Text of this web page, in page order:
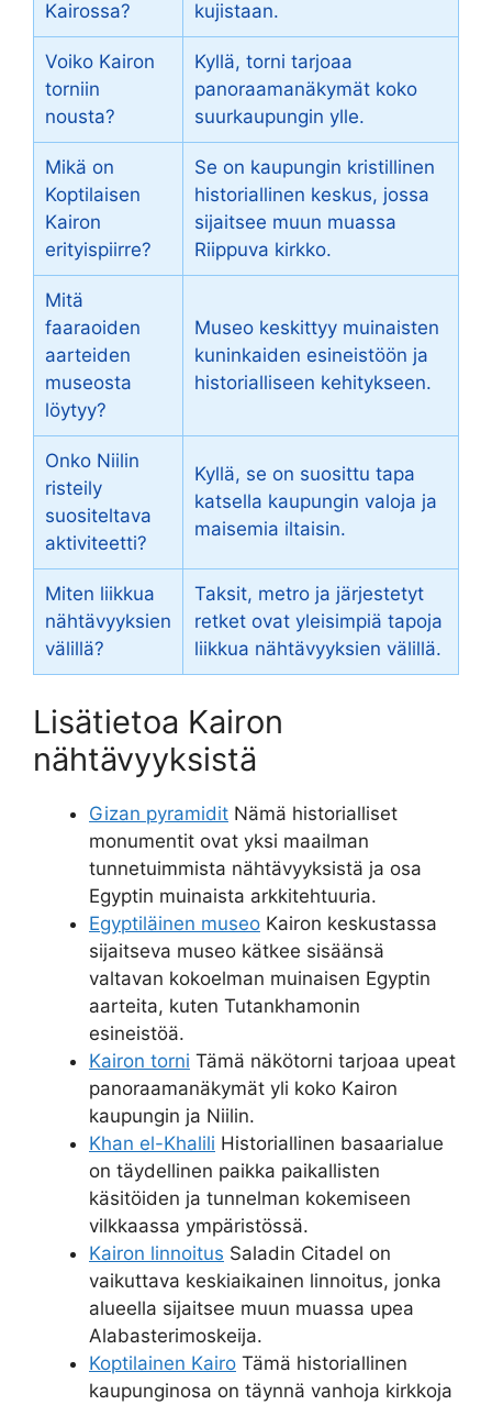
Kairossa?
kujistaan.
Voiko Kairon
torniin
nousta?
Kyllä, torni tarjoaa
panoraamanäkymät koko
suurkaupungin ylle.
Mikä on
Koptilaisen
Kairon
erityispiirre?
Se on kaupungin kristillinen
historiallinen keskus, jossa
sijaitsee muun muassa
Riippuva kirkko.
Mitä
faaraoiden
aarteiden
museosta
löytyy?
Museo keskittyy muinaisten
kuninkaiden esineistöön ja
historialliseen kehitykseen.
Onko Niilin
risteily
suositeltava
aktiviteetti?
Kyllä, se on suosittu tapa
katsella kaupungin valoja ja
maisemia iltaisin.
Miten liikkua
nähtävyyksien
välillä?
Taksit, metro ja järjestetyt
retket ovat yleisimpiä tapoja
liikkua nähtävyyksien välillä.
Lisätietoa Kairon
nähtävyyksistä
Gizan pyramidit Nämä historialliset
monumentit ovat yksi maailman
tunnetuimmista nähtävyyksistä ja osa
Egyptin muinaista arkkitehtuuria.
Egyptiläinen museo Kairon keskustassa
sijaitseva museo kätkee sisäänsä
valtavan kokoelman muinaisen Egyptin
aarteita, kuten Tutankhamonin
esineistöä.
Kairon torni Tämä näkötorni tarjoaa upeat
panoraamanäkymät yli koko Kairon
kaupungin ja Niilin.
Khan el-Khalili Historiallinen basaarialue
on täydellinen paikka paikallisten
käsitöiden ja tunnelman kokemiseen
vilkkaassa ympäristössä.
Kairon linnoitus Saladin Citadel on
vaikuttava keskiaikainen linnoitus, jonka
alueella sijaitsee muun muassa upea
Alabasterimoskeija.
Koptilainen Kairo Tämä historiallinen
kaupunginosa on täynnä vanhoja kirkkoja